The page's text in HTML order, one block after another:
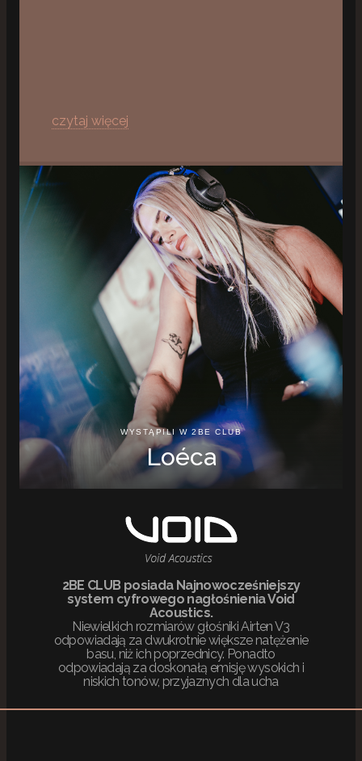
czytaj więcej
WYSTĄPILI W 2BE CLUB
Loéca
2BE CLUB posiada Najnowocześniejszy
system cyfrowego nagłośnienia Void
Acoustics.
Niewielkich rozmiarów głośniki Airten V3
odpowiadają za dwukrotnie większe natężenie
basu, niż ich poprzednicy. Ponadto
odpowiadają za doskonałą emisję wysokich i
niskich tonów, przyjaznych dla ucha